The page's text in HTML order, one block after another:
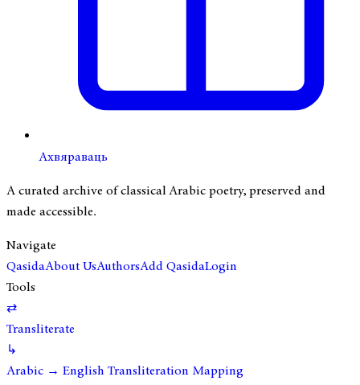
Ахвяраваць
A curated archive of classical Arabic poetry, preserved and
made accessible.
Navigate
QasidaAbout UsAuthorsAdd QasidaLogin
Tools
⇄
Transliterate
↳
Arabic → English Transliteration Mapping